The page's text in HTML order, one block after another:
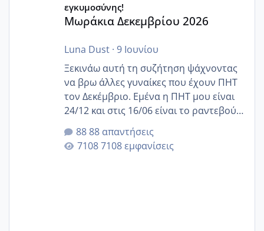
εγκυμοσύνης!
Μωράκια Δεκεμβρίου 2026
Luna Dust· 9 Ιουνίου
Ξεκινάω αυτή τη συζήτηση ψάχνοντας
να βρω άλλες γυναίκες που έχουν ΠΗΤ
τον Δεκέμβριο. Εμένα η ΠΗΤ μου είναι
24/12 και στις 16/06 είναι το ραντεβού
της αυχενικής διαφάνειας. Έχω αρκετό
άγχος και οι μέρες δεν φαίνεται να
περνάνε με τίποτα.
88 απαντήσεις
7108 εμφανίσεις